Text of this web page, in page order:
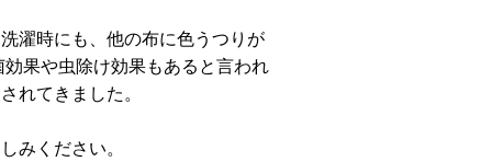
濯時にも、他の布に色うつりが
果や虫除け効果もあると言われ
れてきました。
みください。